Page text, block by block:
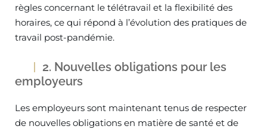
règles concernant le télétravail et la flexibilité des
horaires, ce qui répond à l’évolution des pratiques de
travail post-pandémie.
2. Nouvelles obligations pour les
employeurs
Les employeurs sont maintenant tenus de respecter
de nouvelles obligations en matière de santé et de